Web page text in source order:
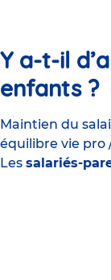
Y a-t-il
enfants ?
Maintien du
équilibre vie pro
Les salariés-